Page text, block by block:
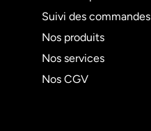
Suivi des commandes
Nos produits
Nos services
Nos CGV